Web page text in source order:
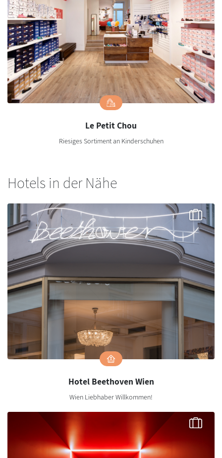
Le Petit Chou
Riesiges Sortiment an Kinderschuhen
Hotels in der Nähe
Hotel Beethoven Wien
Wien Liebhaber Willkommen!